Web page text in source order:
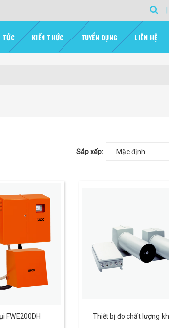
TỨC KIẾN THỨC TUYỂN DỤNG LIÊN HỆ
Sắp xếp: Mặc định
FWE200DH
Thiết bị đo chất lượng